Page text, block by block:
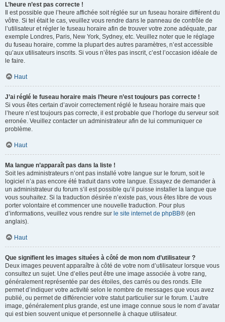
L’heure n’est pas correcte !
Il est possible que l’heure affichée soit réglée sur un fuseau horaire différent du
vôtre. Si tel était le cas, veuillez vous rendre dans le panneau de contrôle de
l’utilisateur et régler le fuseau horaire afin de trouver votre zone adéquate, par
exemple Londres, Paris, New York, Sydney, etc. Veuillez noter que le réglage
du fuseau horaire, comme la plupart des autres paramètres, n’est accessible
qu’aux utilisateurs inscrits. Si vous n’êtes pas inscrit, c’est l’occasion idéale de
le faire.
Haut
J’ai réglé le fuseau horaire mais l’heure n’est toujours pas correcte !
Si vous êtes certain d’avoir correctement réglé le fuseau horaire mais que
l’heure n’est toujours pas correcte, il est probable que l’horloge du serveur soit
erronée. Veuillez contacter un administrateur afin de lui communiquer ce
problème.
Haut
Ma langue n’apparaît pas dans la liste !
Soit les administrateurs n’ont pas installé votre langue sur le forum, soit le
logiciel n’a pas encore été traduit dans votre langue. Essayez de demander à
un administrateur du forum s’il est possible qu’il puisse installer la langue que
vous souhaitez. Si la traduction désirée n’existe pas, vous êtes libre de vous
porter volontaire et commencer une nouvelle traduction. Pour plus
d’informations, veuillez vous rendre sur le site internet de phpBB® (en
anglais).
Haut
Que signifient les images situées à côté de mon nom d’utilisateur ?
Deux images peuvent apparaître à côté de votre nom d’utilisateur lorsque vous
consultez un sujet. Une d’elles peut être une image associée à votre rang,
généralement représentée par des étoiles, des carrés ou des ronds. Elle
permet d’indiquer votre activité selon le nombre de messages que vous avez
publié, ou permet de différencier votre statut particulier sur le forum. L’autre
image, généralement plus grande, est une image connue sous le nom d’avatar
qui est bien souvent unique et personnelle à chaque utilisateur.